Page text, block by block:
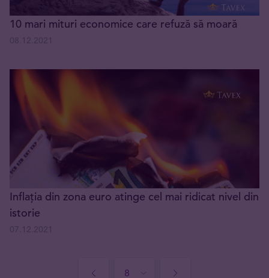
10 mari mituri economice care refuză să moară
Inflația din zona euro atinge cel mai ridicat nivel din
istorie